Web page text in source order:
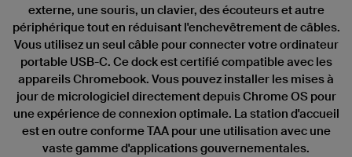
externe, une souris, un clavier, des écouteurs et autre
périphérique tout en réduisant l'enchevêtrement de câbles.
Vous utilisez un seul câble pour connecter votre ordinateur
portable USB-C. Ce dock est certifié compatible avec les
appareils Chromebook. Vous pouvez installer les mises à
jour de micrologiciel directement depuis Chrome OS pour
une expérience de connexion optimale. La station d'accueil
est en outre conforme TAA pour une utilisation avec une
vaste gamme d'applications gouvernementales.